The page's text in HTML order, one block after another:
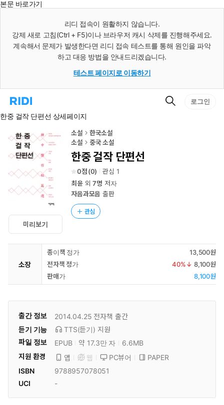
본문 바로가기
리디 접속이 원활하지 않습니다.
강제 새로 고침(Ctrl + F5)이나 브라우저 캐시 삭제를 진행해주세요.
계속해서 문제가 발생한다면 리디 접속 테스트를 통해 원인을 파악
하고 대응 방법을 안내드리겠습니다.
테스트 페이지로 이동하기
리
홈
이
검
로그인
한중 걸작 단편선 상세페이지
미리보기
소설
한국소설
소설
중국 소설
한중 걸작 단편선
0 (0) 관심 1
최윤외7명 저자
자음과모음 출판
관심
소장
종이책 정가
13,500원
전자책 정가
40%↓ 8,100원
판매가
8,100원
출간 정보 2014.04.25 전자책 출간
듣기 기능
TTS(듣기) 지원
파일 정보
EPUB 약 17.3만 자
6.6MB
지원 환경
앱 웹 PC뷰어
PAPER
ISBN
9788957078051
UCI
-